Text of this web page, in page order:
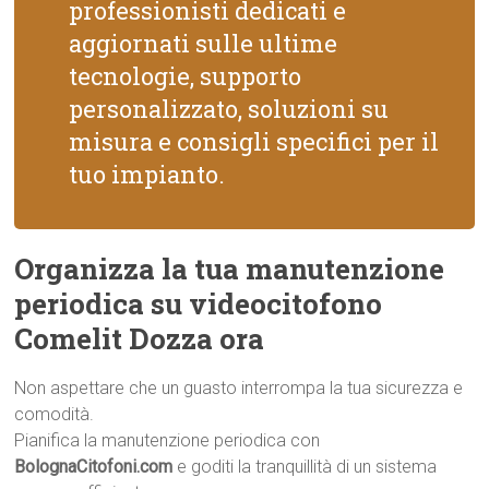
professionisti dedicati e
aggiornati sulle ultime
tecnologie, supporto
personalizzato, soluzioni su
misura e consigli specifici per il
tuo impianto.
Organizza la tua manutenzione
periodica su videocitofono
Comelit Dozza ora
Non aspettare che un guasto interrompa la tua sicurezza e
comodità.
Pianifica la manutenzione periodica con
BolognaCitofoni.com e goditi la tranquillità di un sistema